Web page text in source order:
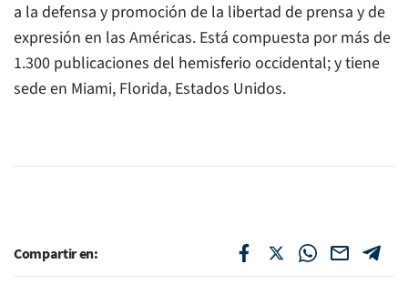
a la defensa y promoción de la libertad de prensa y de
expresión en las Américas. Está compuesta por más de
1.300 publicaciones del hemisferio occidental; y tiene
sede en Miami, Florida, Estados Unidos.
Compartir en: